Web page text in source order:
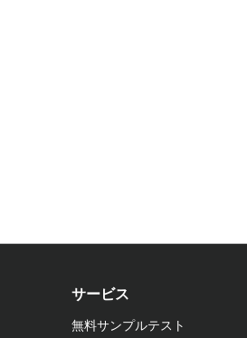
サービス
無料サンプルテスト